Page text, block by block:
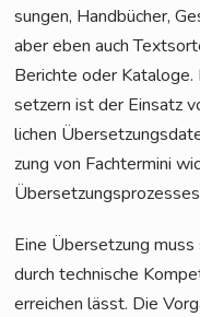
sun­gen, Hand­bü­cher,
aber eben auch
Berich­te oder
set­zern ist der Ein­satz
li­chen
zung von Fach­ter­mi­ni
Eine Über­set­zung
durch tech­ni­sche
errei­chen lässt. Die